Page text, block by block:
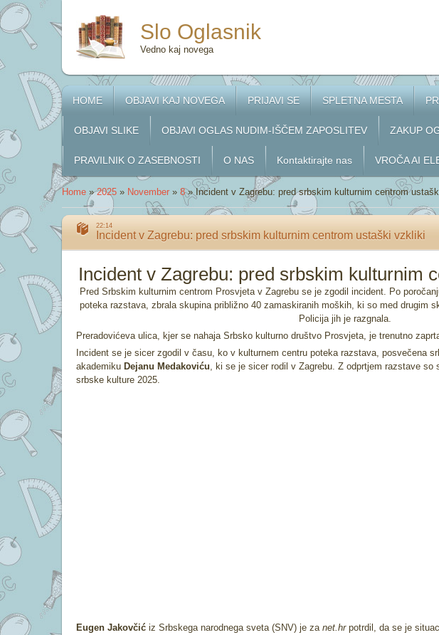
Slo Oglasnik
Vedno kaj novega
HOME OBJAVI KAJ NOVEGA PRIJAVI SE SPLETNA MESTA
OBJAVI SLIKE OBJAVI OGLAS NUDIM-IŠČEM ZAPOSLITEV ZAKUP
PRAVILNIK O ZASEBNOSTI O NAS Kontaktirajte nas VROČA AI
Home » 2025 » November » 8 » Incident v Zagrebu: pred srbskim kulturnim centrom
22:14
Incident v Zagrebu: pred srbskim kulturnim centrom ustaški vzkliki
Incident v Zagrebu: pred srbskim kulturnim
Pred Srbskim kulturnim centrom Prosvjeta v Zagrebu se je zgodil incident. Po
poteka razstava, zbrala skupina približno 40 zamaskiranih moških, ki so med drugim
Policija jih je razgnala.
Preradovićeva ulica, kjer se nahaja Srbsko kulturno društvo Prosvjeta, je trenutno
Incident se je sicer zgodil v času, ko v kulturnem centru poteka razstava, posvečena
akademiku Dejanu Medakoviću, ki se je sicer rodil v Zagrebu. Z odprtjem razstave
srbske kulture 2025.
Eugen Jakovčić iz Srbskega narodnega sveta (SNV) je za net.hr potrdil, da se je